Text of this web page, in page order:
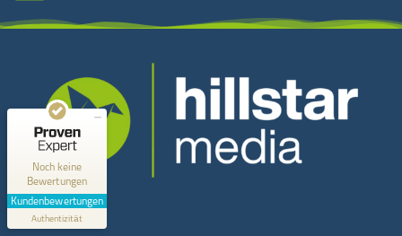
Kontakt
Hillstar Media
Noch keine
Bewertungen
Kundenbewertungen
Authentizität
Hillstar Media
MANGELHAFT
0,00 / 5,00
Erfahren Sie mehr über dieses Bewertungssiegel
Profil ansehen